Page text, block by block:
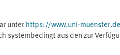
unter https://www.uni-
aus den zur